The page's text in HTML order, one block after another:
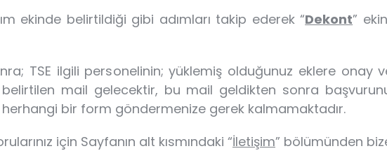
ekinde belirtildiği gibi adımları takip ederek “Dekont”
TSE ilgili personelinin; yüklemiş olduğunuz eklere onay
belirtilen mail gelecektir, bu mail geldikten sonra
bir form göndermenize gerek kalmamaktadır.
için Sayfanın alt kısmındaki “İletişim” bölümünden